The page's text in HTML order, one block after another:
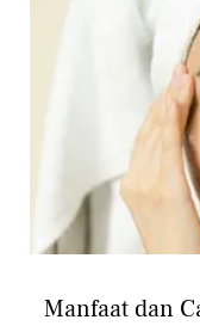
Manfaat dan